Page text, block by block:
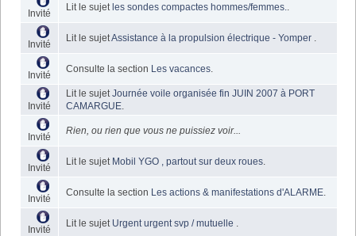
Invité
Lit le sujet les sondes compactes hommes/femmes..
Invité
Lit le sujetAssistance à la propulsion électrique - Yomper .
Invité
Consulte la section Les vacances.
Invité
Lit le sujetJournée voile organisée fin JUIN 2007 à PORT
CAMARGUE.
Invité
Rien, ou rien que vous ne puissiez voir...
Invité
Lit le sujet Mobil YGO , partout sur deux roues.
Invité
Consulte la section Les actions & manifestations d'ALARME.
Invité
Lit le sujet Urgent urgent svp / mutuelle .